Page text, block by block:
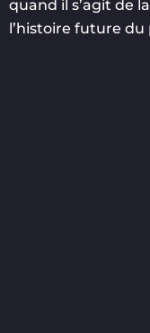
quand il s’agit de
l’histoire future du